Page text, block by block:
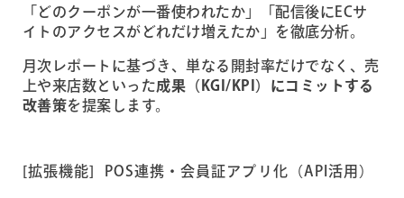
「どのクーポンが一番使われたか」「配信後にECサ
イトのアクセスがどれだけ増えたか」を徹底分析。
月次レポートに基づき、単なる開封率だけでなく、売
上や来店数といった成果（KGI/KPI）にコミットする
改善策を提案します。
[拡張機能] POS連携・会員証アプリ化（API活用）